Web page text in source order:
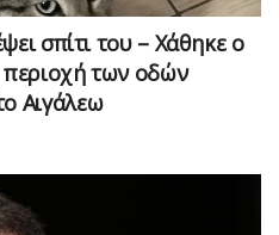
σπίτι του – Χάθηκε ο
των οδών
Αιγάλεω